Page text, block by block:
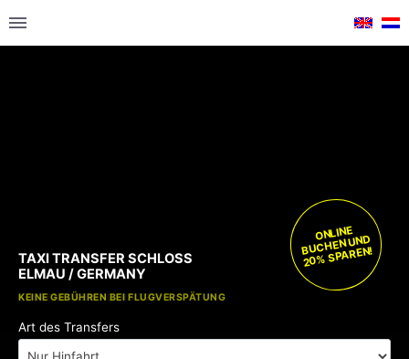
KOSTENLOSE KINDERSITZE
KEINE GEBÜHREN BEI FLUGVERSPÄTUNG
TAXI TRANSFER SCHLOSS
ELMAU / GERMANY
ONLINE
BUCHEN UND
20% SPAREN!
Art des Transfers